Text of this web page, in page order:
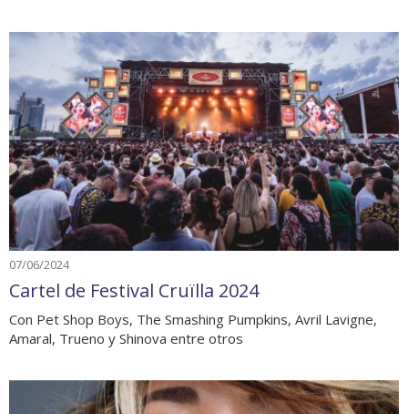
07/06/2024
Cartel de Festival Cruïlla 2024
Con Pet Shop Boys, The Smashing Pumpkins, Avril Lavigne,
Amaral, Trueno y Shinova entre otros